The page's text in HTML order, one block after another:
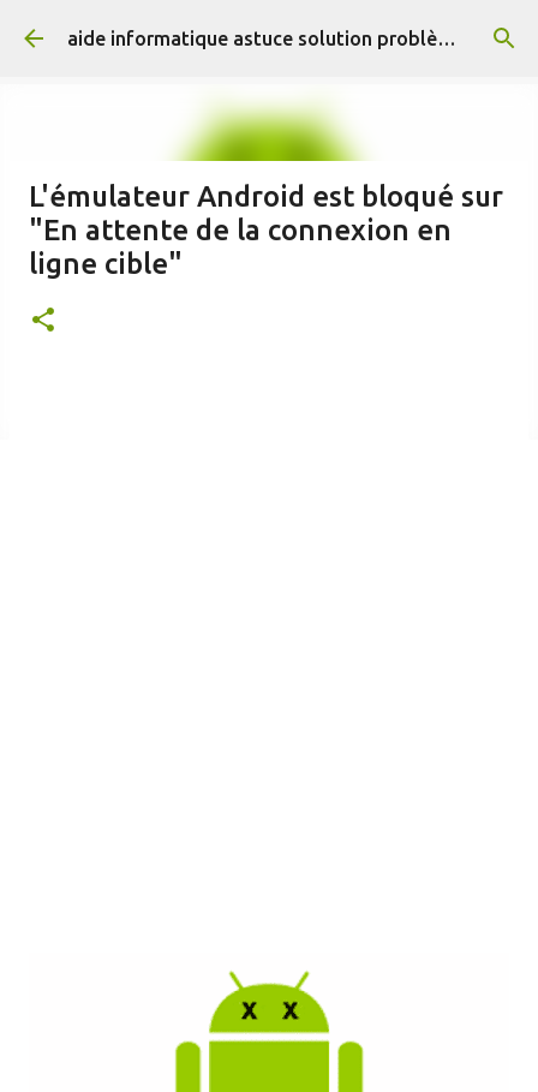
Accéder au contenu principal aide informatique astuce solution problème résolus
L'émulateur Android est bloqué sur
"En attente de la connexion en
ligne cible"